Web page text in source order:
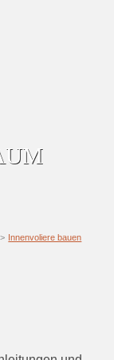
Innenvoliere bauen